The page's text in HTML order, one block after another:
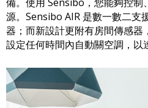
源。Sensibo AIR 是數一數二支
器；而新設計更附有房間傳感器
設定任何時間內自動關空調，以